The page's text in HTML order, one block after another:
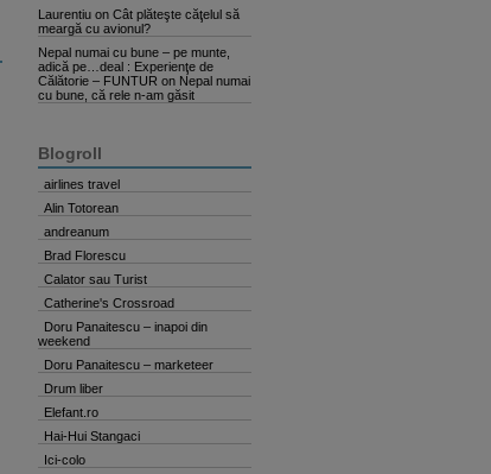
Laurentiu on Cât plăteşte căţelul să
meargă cu avionul?
Nepal numai cu bune – pe munte,
adică pe…deal : Experienţe de
Călătorie – FUNTUR on Nepal numai
cu bune, că rele n-am găsit
Blogroll
airlines travel
Alin Totorean
andreanum
Brad Florescu
Calator sau Turist
Catherine's Crossroad
Doru Panaitescu – inapoi din
weekend
Doru Panaitescu – marketeer
Drum liber
Elefant.ro
Hai-Hui Stangaci
Ici-colo